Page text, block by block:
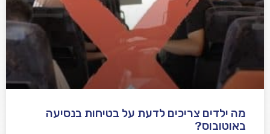
מה ילדים צריכים לדעת על בטיחות בנסיעה
באוטובוס?